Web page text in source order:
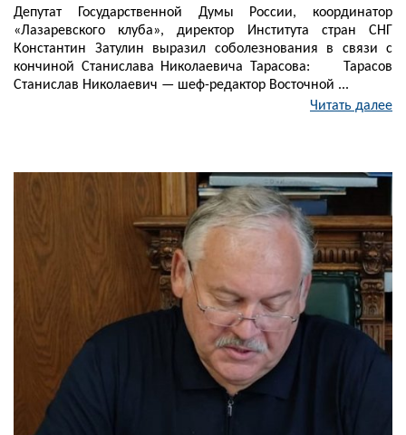
Депутат Государственной Думы России, координатор
«Лазаревского клуба», директор Института стран СНГ
Константин Затулин выразил соболезнования в связи с
кончиной Станислава Николаевича Тарасова: Тарасов
Станислав Николаевич — шеф-редактор Восточной ...
Читать далее